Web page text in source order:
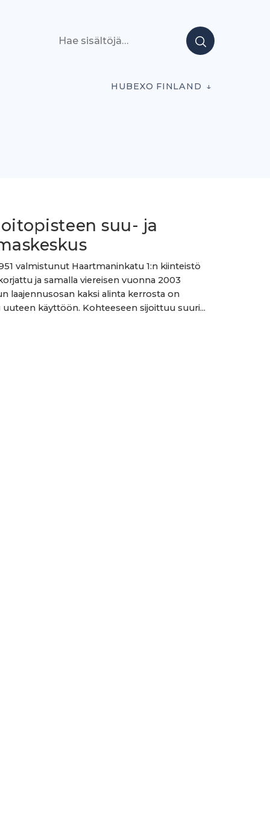
HUBEXO FINLAND
suu- ja
valmistunut Haartmaninkatu 1:n kiinteistö
ja samalla viereisen vuonna 2003
laajennusosan kaksi alinta kerrosta on
käyttöön. Kohteeseen sijoittuu suuri...